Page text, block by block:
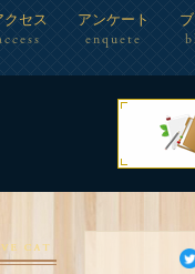
クセス アンケート
enquete